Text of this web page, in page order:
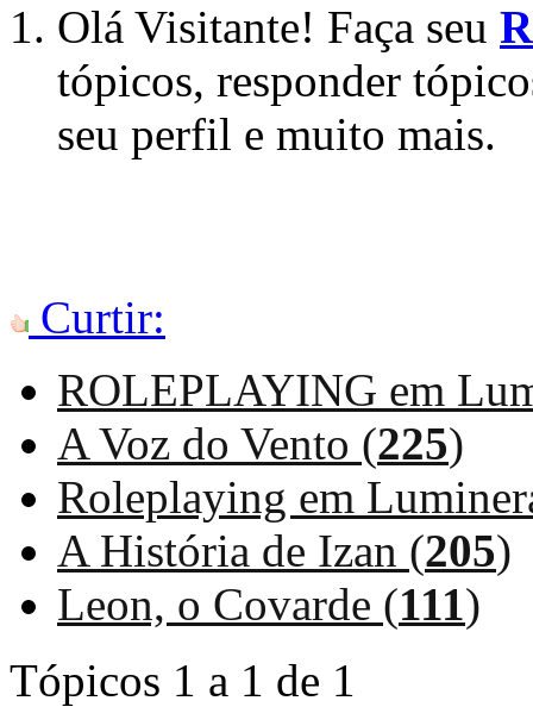
Olá Visitante! Faça seu
tópicos, responder
seu perfil e muito mais.
Curtir:
ROLEPLAYING em
A Voz do Vento (225)
Roleplaying em
A História de Izan (205)
Leon, o Covarde (111)
Tópicos 1 a 1 de 1